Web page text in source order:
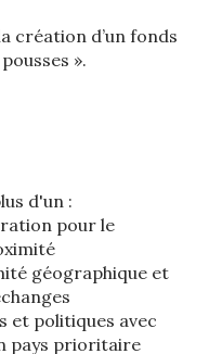
création d’un fonds
».
d'un :
pour le
géographique et
et politiques avec
pays prioritaire